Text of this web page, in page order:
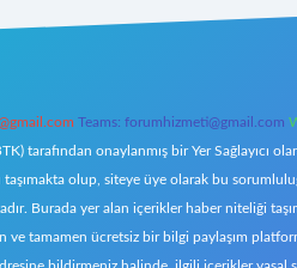
Teams: forumhizmeti@gmail.com
tarafından onaylanmış bir Yer Sağlayıcı
olup, siteye üye olarak bu
Burada yer alan içerikler haber niteliği
tamamen ücretsiz bir bilgi paylaşım